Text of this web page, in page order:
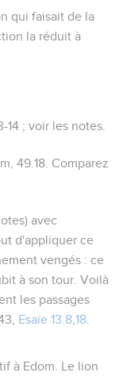
qui faisait de la
la réduit à
14 ; voir les notes.
49.18 . Comparez
avec
d'appliquer ce
vengés : ce
à son tour. Voilà
les passages
Esaïe 13.8 18
à Edom. Le lion